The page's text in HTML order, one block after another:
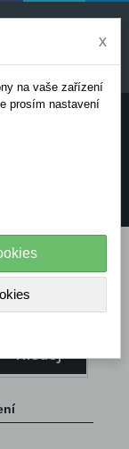
se měnit v
a
prosím
security.com
Hledej
x
na vaše zařízení
prosím nastavení